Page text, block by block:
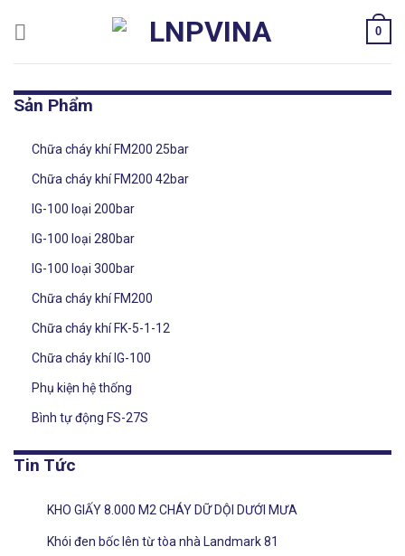
0
Sản Phẩm
Chữa cháy khí FM200 25bar
Chữa cháy khí FM200 42bar
IG-100 loại 200bar
IG-100 loại 280bar
IG-100 loại 300bar
Chữa cháy khí FM200
Chữa cháy khí FK-5-1-12
Chữa cháy khí IG-100
Phụ kiện hệ thống
Bình tự động FS-27S
Tin Tức
KHO GIẤY 8.000 M2 CHÁY DỮ DỘI DƯỚI MƯA
Khói đen bốc lên từ tòa nhà Landmark 81